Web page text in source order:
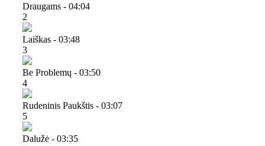
Draugams - 04:04
2
Laiškas - 03:48
3
Be Problemų - 03:50
4
Rudeninis Paukštis - 03:07
5
Dalužė - 03:35